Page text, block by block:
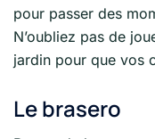
pour passer des
N’oubliez pas de
jardin pour que vos
Le brasero